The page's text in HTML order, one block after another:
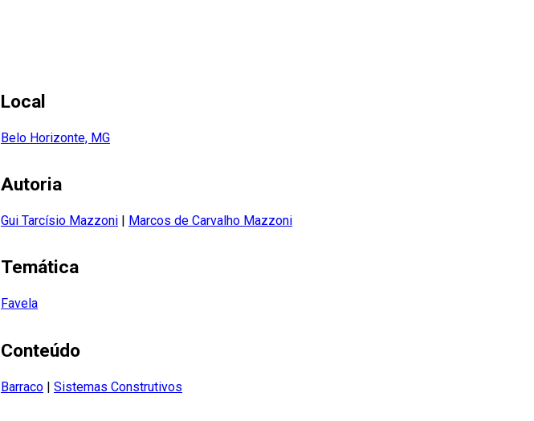
Local
Belo Horizonte, MG
Autoria
Gui Tarcísio Mazzoni Marcos de Carvalho Mazzoni
Temática
Favela
Conteúdo
Barraco | Sistemas Construtivos